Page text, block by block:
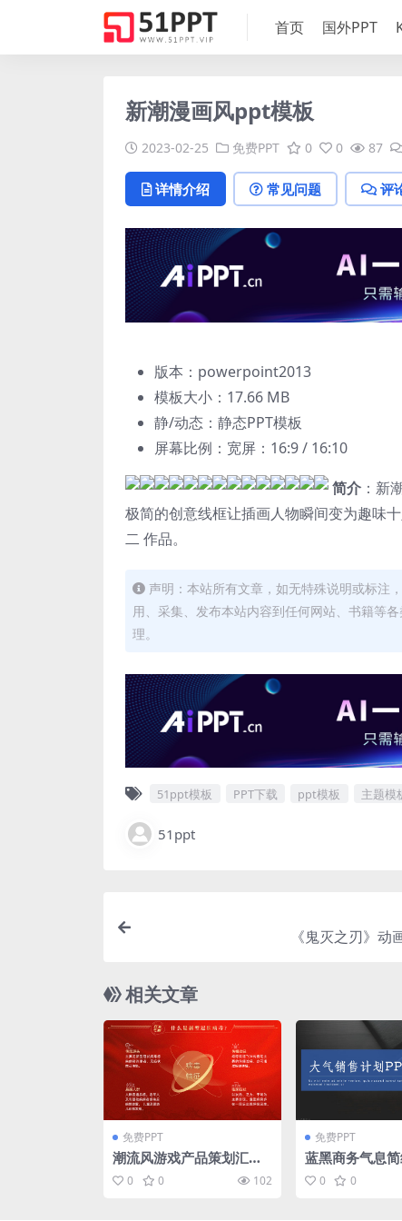
首页 国外PPT
新潮漫画风ppt模板
2023-02-25 免费PPT 0 0 87
详情介绍 常见问题 评
版本：powerpoint2013
模板大小： 17.66 MB
静/动态：静态PPT模板
屏幕比例：宽屏：16:9 / 16:10
简介 ：新
极简的创意线框让插画人物瞬间变为趣味
二 作品。
声明：本站所有文章，如无特殊说明或标注
用、采集、发布本站内容到任何网站、书籍等
理。
51ppt模板 PPT下载 ppt模板 主题模
51ppt
《鬼灭之刃》动
相关文章
免费PPT
潮流风游戏产品策划汇报p
pt模板
0 0 102
免费PPT
蓝黑商务气息
售工作计划ppt
0 0